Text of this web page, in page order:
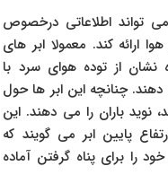
تواند اطلاعاتی درخصوص
ارائه کند. معمولا ابر های
نشان از توده هوای سرد با
چنانچه این ابر ها حول
نوید باران را می دهند. این
پایین ابر می گویند که
را برای پناه گرفتن آماده